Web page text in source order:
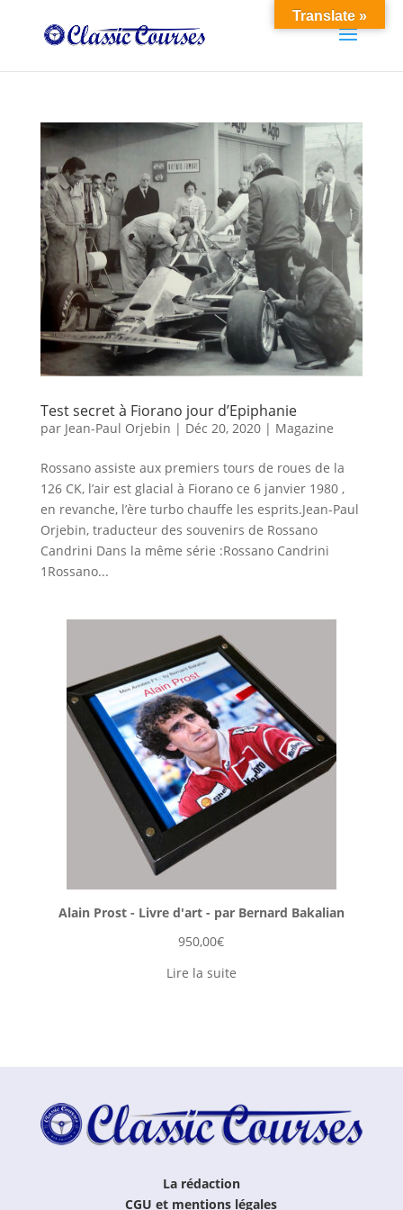
Test secret à Fiorano jour d’Epiphanie
par Jean-Paul Orjebin | Déc 20, 2020| Magazine
Rossano assiste aux premiers tours de roues de la
126 CK, l’air est glacial à Fiorano ce 6 janvier 1980 ,
en revanche, l’ère turbo chauffe les esprits.Jean-Paul
Orjebin, traducteur des souvenirs de Rossano
Candrini Dans la même série :Rossano Candrini
1Rossano...
Alain Prost - Livre d'art - par Bernard Bakalian
950,00€
Lire la suite
La rédaction
CGU et mentions légales
Translate »